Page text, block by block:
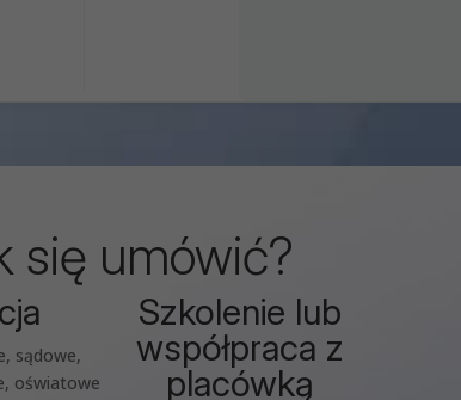
się umówić?
sądowe,
oświatowe
Szkolenie lub
współpraca z
placówką